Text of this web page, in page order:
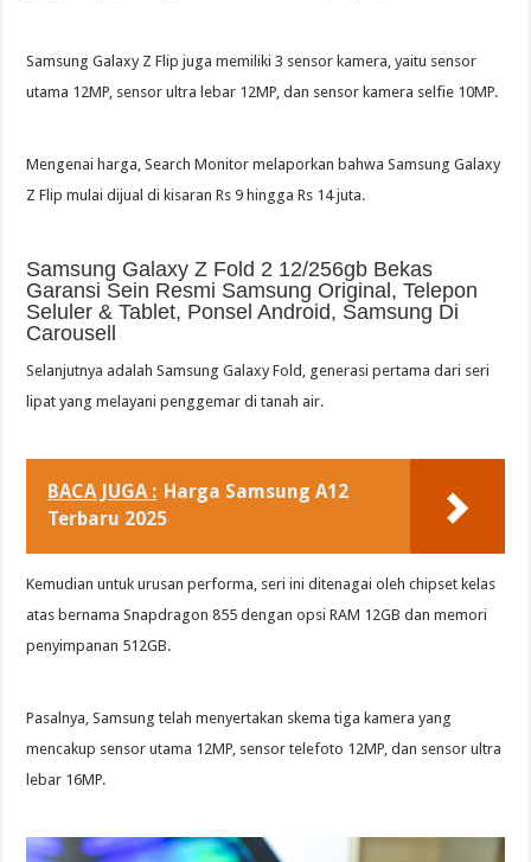
Samsung Galaxy Z Flip juga memiliki 3 sensor kamera, yaitu sensor
utama 12MP, sensor ultra lebar 12MP, dan sensor kamera selfie 10MP.
Mengenai harga, Search Monitor melaporkan bahwa Samsung Galaxy
Z Flip mulai dijual di kisaran Rs 9 hingga Rs 14 juta.
Samsung Galaxy Z Fold 2 12/256gb Bekas
Garansi Sein Resmi Samsung Original, Telepon
Seluler & Tablet, Ponsel Android, Samsung Di
Carousell
Selanjutnya adalah Samsung Galaxy Fold, generasi pertama dari seri
lipat yang melayani penggemar di tanah air.
BACA JUGA : Harga Samsung A12
Terbaru 2025
Kemudian untuk urusan performa, seri ini ditenagai oleh chipset kelas
atas bernama Snapdragon 855 dengan opsi RAM 12GB dan memori
penyimpanan 512GB.
Pasalnya, Samsung telah menyertakan skema tiga kamera yang
mencakup sensor utama 12MP, sensor telefoto 12MP, dan sensor ultra
lebar 16MP.